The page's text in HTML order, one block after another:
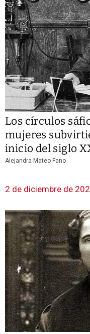
Los círculos
mujeres
inicio del siglo
Alejandra Mateo Fano
2 de diciembre de